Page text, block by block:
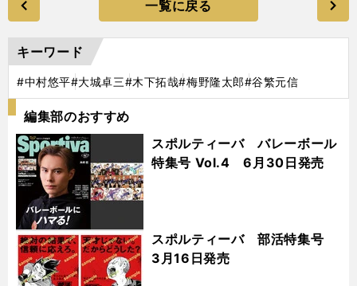
一覧に戻る
キーワード
#中村悠平#大城卓三#木下拓哉#梅野隆太郎#谷繁元信
編集部のおすすめ
スポルティーバ バレーボール
特集号 Vol.4 6月30日発売
スポルティーバ 部活特集号
3月16日発売